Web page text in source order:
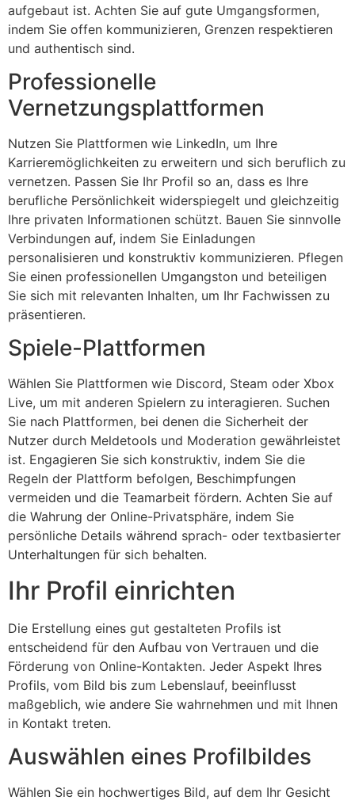
aufgebaut ist. Achten Sie auf gute Umgangsformen,
indem Sie offen kommunizieren, Grenzen respektieren
und authentisch sind.
Professionelle
Vernetzungsplattformen
Nutzen Sie Plattformen wie LinkedIn, um Ihre
Karrieremöglichkeiten zu erweitern und sich beruflich zu
vernetzen. Passen Sie Ihr Profil so an, dass es Ihre
berufliche Persönlichkeit widerspiegelt und gleichzeitig
Ihre privaten Informationen schützt. Bauen Sie sinnvolle
Verbindungen auf, indem Sie Einladungen
personalisieren und konstruktiv kommunizieren. Pflegen
Sie einen professionellen Umgangston und beteiligen
Sie sich mit relevanten Inhalten, um Ihr Fachwissen zu
präsentieren.
Spiele-Plattformen
Wählen Sie Plattformen wie Discord, Steam oder Xbox
Live, um mit anderen Spielern zu interagieren. Suchen
Sie nach Plattformen, bei denen die Sicherheit der
Nutzer durch Meldetools und Moderation gewährleistet
ist. Engagieren Sie sich konstruktiv, indem Sie die
Regeln der Plattform befolgen, Beschimpfungen
vermeiden und die Teamarbeit fördern. Achten Sie auf
die Wahrung der Online-Privatsphäre, indem Sie
persönliche Details während sprach- oder textbasierter
Unterhaltungen für sich behalten.
Ihr Profil einrichten
Die Erstellung eines gut gestalteten Profils ist
entscheidend für den Aufbau von Vertrauen und die
Förderung von Online-Kontakten. Jeder Aspekt Ihres
Profils, vom Bild bis zum Lebenslauf, beeinflusst
maßgeblich, wie andere Sie wahrnehmen und mit Ihnen
in Kontakt treten.
Auswählen eines Profilbildes
Wählen Sie ein hochwertiges Bild, auf dem Ihr Gesicht